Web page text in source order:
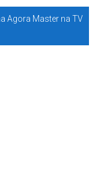
Agora Master na TV